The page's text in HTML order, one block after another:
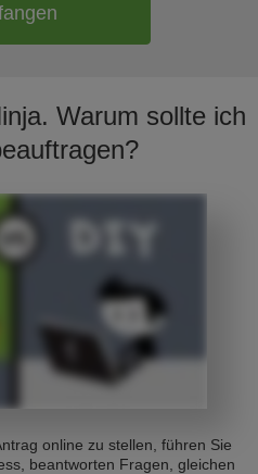
Warum sollte ich
online zu stellen, führen Sie
beantworten Fragen, gleichen